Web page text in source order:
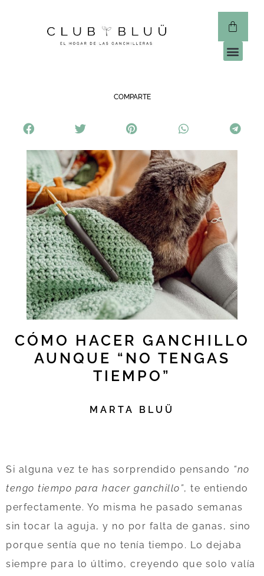
COMPARTE
CÓMO HACER GANCHILLO
AUNQUE “NO TENGAS
TIEMPO”
MARTA BLUÜ
Si alguna vez te has sorprendido pensando “no
tengo tiempo para hacer ganchillo”, te entiendo
perfectamente. Yo misma he pasado semanas
sin tocar la aguja, y no por falta de ganas, sino
porque sentía que no tenía tiempo. Lo dejaba
siempre para lo último, creyendo que solo valía